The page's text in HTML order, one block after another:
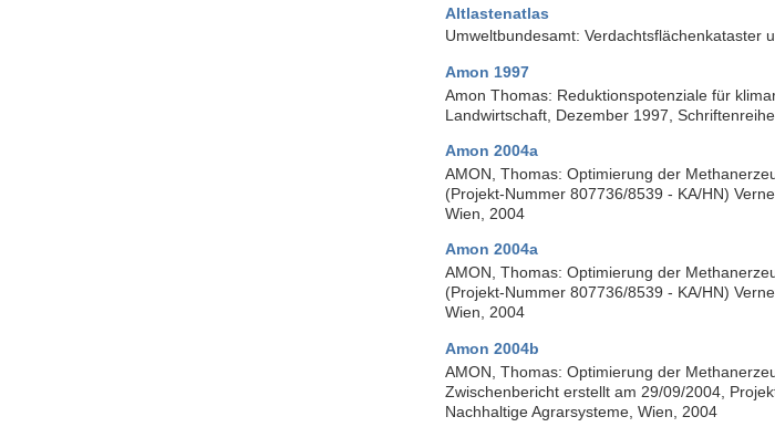
Altlastenatlas
Umweltbundesamt: Verdachtsflächenkataster
Amon 1997
Amon Thomas: Reduktionspotenziale für
Landwirtschaft, Dezember 1997,
Amon 2004a
AMON, Thomas: Optimierung der
(Projekt-Nummer 807736/8539 - KA/HN)
Wien, 2004
Amon 2004a
AMON, Thomas: Optimierung der
(Projekt-Nummer 807736/8539 - KA/HN)
Wien, 2004
Amon 2004b
AMON, Thomas: Optimierung der
Zwischenbericht erstellt am 29/09/2004,
Nachhaltige Agrarsysteme, Wien, 2004